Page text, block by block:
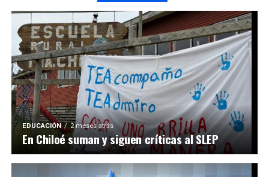
EDUCACIÓN 2 meses atrás
En Chiloé suman y siguen críticas al SLEP